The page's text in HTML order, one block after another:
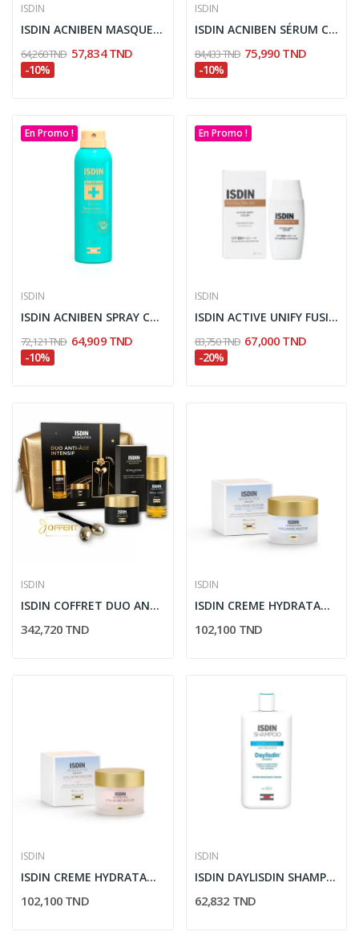
ISDIN
ISDIN ACNIBEN MASQUE FACIAL PURIFIANT VISAGE 75ML
64,260 TND 57,834 TND
-10%
ISDIN
ISDIN ACNIBEN SÉRUM CONCENTRÉ NUIT 27 ML
84,433 TND 75,990 TND
-10%
En Promo !
ISDIN
ISDIN ACNIBEN SPRAY CORPOREL ANTI BOUTONS 150 ML
72,121 TND 64,909 TND
-10%
En Promo !
ISDIN
ISDIN ACTIVE UNIFY FUSION FLUID TEINTEE SPF 50+...
83,750 TND 67,000 TND
-20%
ISDIN
ISDIN COFFRET DUO ANTI AGE INTENSIF
342,720 TND
ISDIN
ISDIN CREME HYDRATANTE A L'ACIDE HYALURONIQUE...
102,100 TND
ISDIN
ISDIN CREME HYDRATANTE A L'ACIDE HYALURONIQUE...
102,100 TND
ISDIN
ISDIN DAYLISDIN SHAMPOOING ULTRA DOUX USAGE...
62,832 TND